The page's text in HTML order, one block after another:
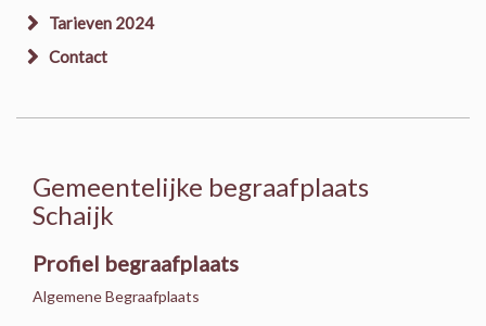
Tarieven 2024
Contact
Gemeentelijke begraafplaats
Schaijk
Profiel begraafplaats
Algemene Begraafplaats